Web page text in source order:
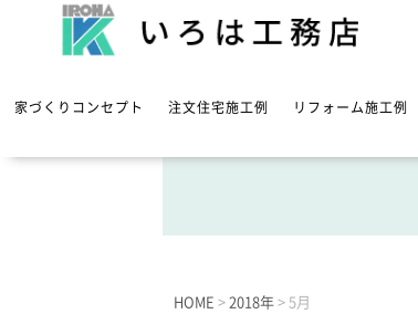
家づくりコンセプト 注文住宅施工例 リフォーム施工例
HOME > 2018年 > 5月